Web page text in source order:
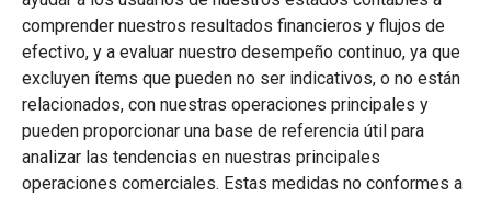
comprender nuestros resultados financieros y flujos de
efectivo, y a evaluar nuestro desempeño continuo, ya que
excluyen ítems que pueden no ser indicativos, o no están
relacionados, con nuestras operaciones principales y
pueden proporcionar una base de referencia útil para
analizar las tendencias en nuestras principales
operaciones comerciales. Estas medidas no conformes a